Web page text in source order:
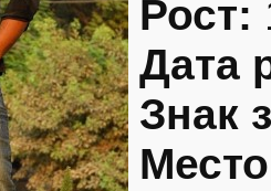
Рост:
Дата
Знак